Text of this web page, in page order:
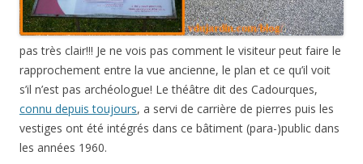
pas très clair!!! Je ne vois pas comment le visiteur peut faire le
rapprochement entre la vue ancienne, le plan et ce qu’il voit
s’il n’est pas archéologue! Le théâtre dit des Cadourques,
connu depuis toujours, a servi de carrière de pierres puis les
vestiges ont été intégrés dans ce bâtiment (para-)public dans
les années 1960.